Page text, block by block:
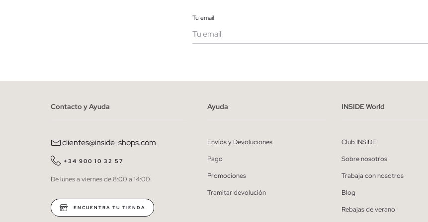
Tu email
* Puedes cancelar la suscripción en cualquier momento.
Contacto y Ayuda
clientes@inside-shops.com
+34 900 10 32 57
De lunes a viernes de 8:00 a 14:00.
ENCUENTRA TU TIENDA
Ayuda
Envíos y Devoluciones
Pago
Promociones
Tramitar devolución
INSIDE World
Club INSIDE
Sobre nosotros
Trabaja con nosotros
Blog
Rebajas de verano